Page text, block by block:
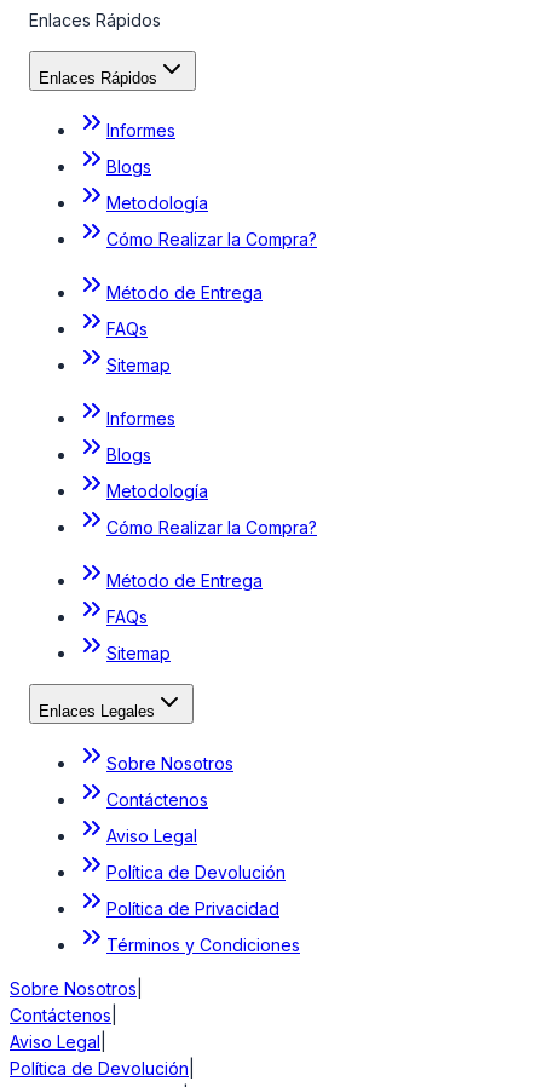
Enlaces Rápidos
Enlaces Rápidos
Informes
Blogs
Metodología
Cómo Realizar la Compra?
Método de Entrega
FAQs
Sitemap
Informes
Blogs
Metodología
Cómo Realizar la Compra?
Método de Entrega
FAQs
Sitemap
Enlaces Legales
Sobre Nosotros
Contáctenos
Aviso Legal
Política de Devolución
Política de Privacidad
Términos y Condiciones
Sobre Nosotros
Contáctenos
Aviso Legal
Política de Devolución